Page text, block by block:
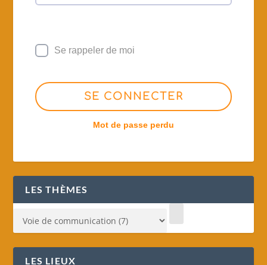
Se rappeler de moi
SE CONNECTER
Mot de passe perdu
LES THÈMES
LES LIEUX